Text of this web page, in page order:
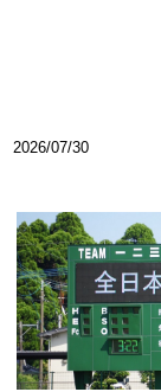
2026/07/30